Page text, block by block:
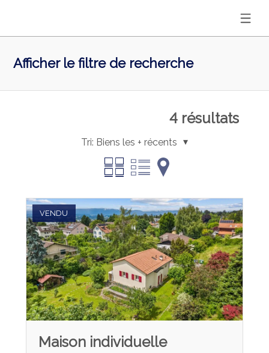
Afficher le filtre de recherche
4résultats
Tri: Biens les + récents
VENDU
Maison individuelle